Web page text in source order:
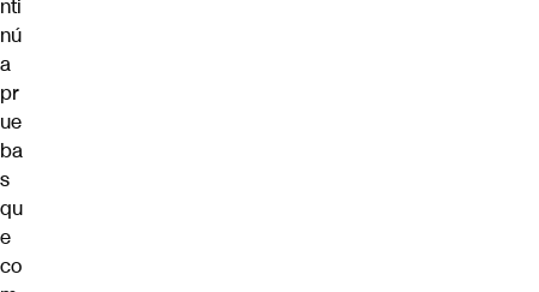
nti
nú
a
pr
ue
ba
s
qu
e
co